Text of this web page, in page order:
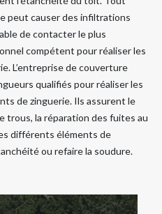
peut causer des infiltrations
de contacter le plus
compétent pour réaliser les
L’entreprise de couverture
qualifiés pour réaliser les
de zinguerie. Ils assurent le
trous, la réparation des fuites au
différents éléments de
ou refaire la soudure.